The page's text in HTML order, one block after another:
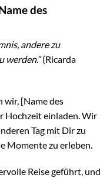
des
andere zu
werden.“(Ricarda
wir, [Name des
Hochzeit einladen. Wir
Tag mit Dir zu
Momente zu erleben.
Reise geführt, und